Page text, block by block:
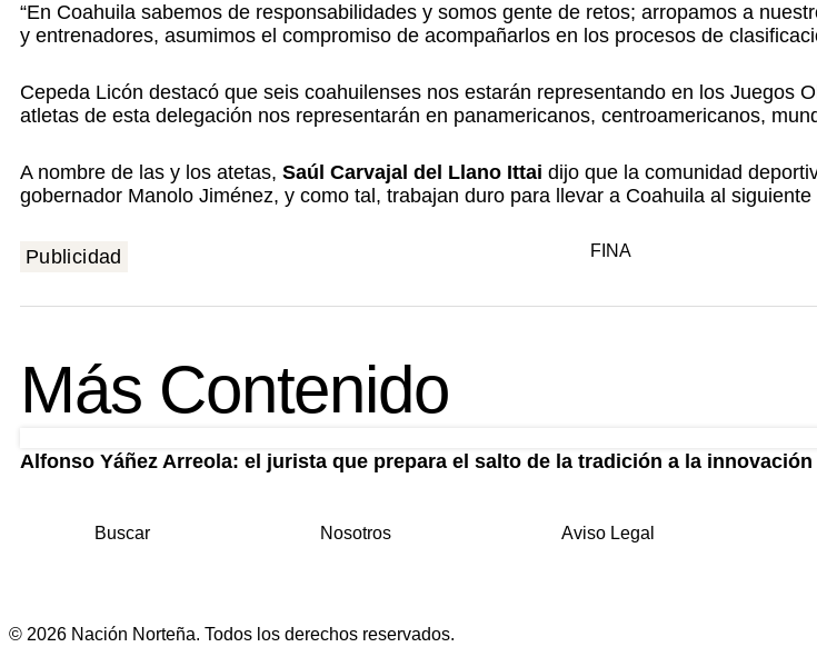
“En Coahuila sabemos de responsabilidades y somos gente de retos; arropamos a
y entrenadores, asumimos el compromiso de acompañarlos en los procesos de
Cepeda Licón destacó que seis coahuilenses nos estarán representando en los Juegos
atletas de esta delegación nos representarán en panamericanos, centroamericanos,
A nombre de las y los atetas, Saúl Carvajal del Llano Ittai dijo que la comunidad
gobernador Manolo Jiménez, y como tal, trabajan duro para llevar a Coahuila al siguiente
Publicidad
Más Contenido
Alfonso Yáñez Arreola: el jurista que prepara el salto de la tradición a la innovación
Buscar Nosotros Aviso Legal
© 2026 Nación Norteña. Todos los derechos reservados.